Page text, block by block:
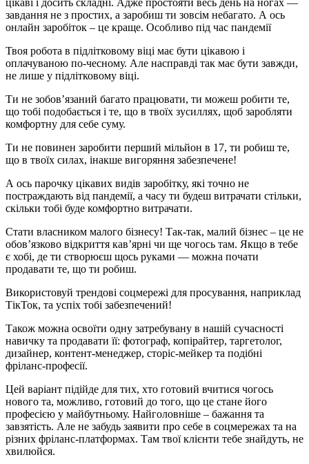
завдання не з простих, а заробиш ти зовсім небагато. А ось
онлайн заробіток – це краще. Особливо під час пандемії
Твоя робота в підлітковому віці має бути цікавою і
оплачуваною по-чесному. Але насправді так має бути завжди,
не лише у підлітковому віці.
Ти не зобов’язаний багато працювати, ти можеш робити те,
що тобі подобається і те, що в твоїх зусиллях, щоб заробляти
комфортну для себе суму.
Ти не повинен заробити перший мільйон в 17, ти робиш те,
що в твоїх силах, інакше вигоряння забезпечене!
А ось парочку цікавих видів заробітку, які точно не
постраждають від пандемії, а часу ти будеш витрачати стільки,
скільки тобі буде комфортно витрачати.
Стати власником малого бізнесу! Так-так, малий бізнес – це не
обов’язково відкриття кав’ярні чи ще чогось там. Якщо в тебе
є хобі, де ти створюєш щось руками — можна почати
продавати те, що ти робиш.
Використовуй трендові соцмережі для просування, наприклад
ТікТок, та успіх тобі забезпечений!
Також можна освоїти одну затребувану в нашій сучасності
навичку та продавати її: фотограф, копірайтер, таргетолог,
дизайнер, контент-менеджер, сторіс-мейкер та подібні
фріланс-професії.
Цей варіант підійде для тих, хто готовий вчитися чогось
нового та, можливо, готовий до того, що це стане його
професією у майбутньому. Найголовніше – бажання та
завзятість. Але не забудь заявити про себе в соцмережах та на
різних фріланс-платформах. Там твої клієнти тебе знайдуть, не
хвилюйся.